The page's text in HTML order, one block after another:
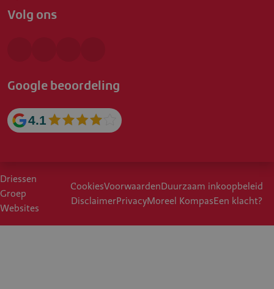
Volg ons
Google beoordeling
4.1
Driessen
Groep
Websites
CookiesVoorwaardenDuurzaam inkoopbeleid
DisclaimerPrivacyMoreel KompasEen klacht?